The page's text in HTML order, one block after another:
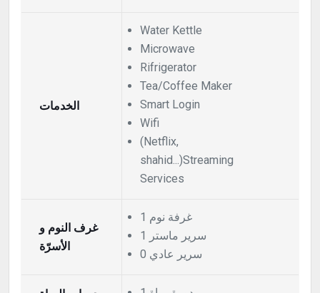
الخدمات
Water Kettle
Microwave
Rifrigerator
Tea/Coffee Maker
Smart Login
Wifi
(Netflix,
shahid...)Streaming
Services
غرف النوم و
الأسرّة
1 غرفة نوم
1 سرير ماستر
0 سرير عادي